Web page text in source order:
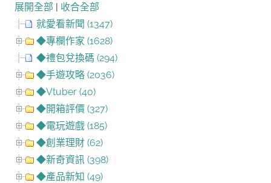
展開全部 | 收合全部
就愛看新聞 (1347)
◆專欄作家 (1628)
◆禮包兌換碼 (294)
◆手遊攻略 (2036)
◆Vtuber (40)
◆開箱評價 (327)
◆電玩遊戲 (185)
◆創業理財 (62)
◆新奇資訊 (398)
◆產品新知 (49)